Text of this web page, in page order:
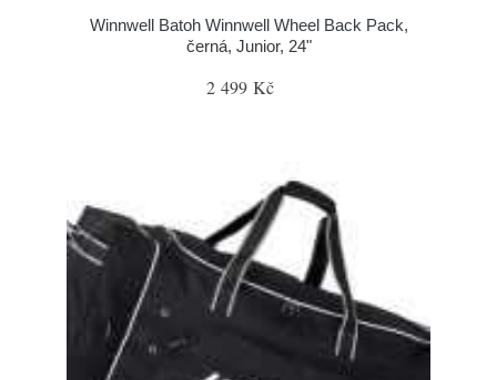
Winnwell Batoh Winnwell Wheel Back Pack,
černá, Junior, 24"
2 499 Kč